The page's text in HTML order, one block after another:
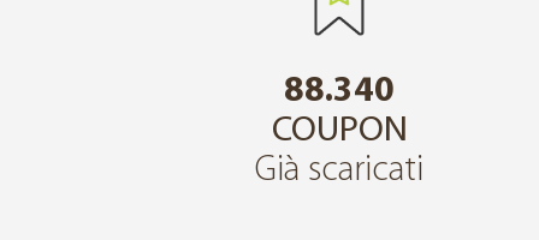
88.340
COUPON
Già scaricati